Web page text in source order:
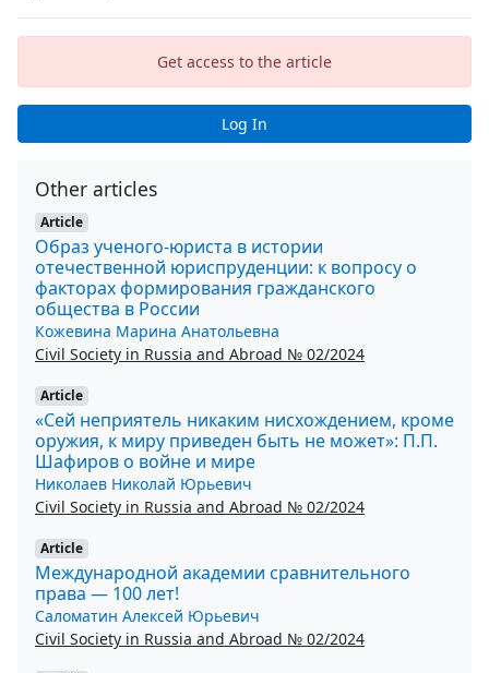
Get access to the article
Log In
Other articles
Article
Образ ученого-юриста в истории
отечественной юриспруденции: к вопросу о
факторах формирования гражданского
общества в России
Кожевина Марина Анатольевна
Civil Society in Russia and Abroad № 02/2024
Article
«Сей неприятель никаким нисхождением, кроме
оружия, к миру приведен быть не может»: П.П.
Шафиров о войне и мире
Николаев Николай Юрьевич
Civil Society in Russia and Abroad № 02/2024
Article
Международной академии сравнительного
права — 100 лет!
Саломатин Алексей Юрьевич
Civil Society in Russia and Abroad № 02/2024